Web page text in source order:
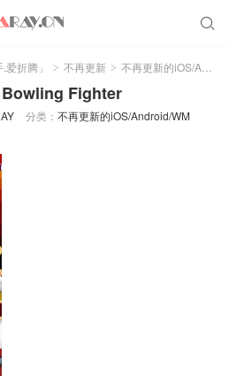

折腾」 > 不再更新 > 不再更新的iOS/Android/WM
Fighter
分类： 不再更新的iOS/Android/WM